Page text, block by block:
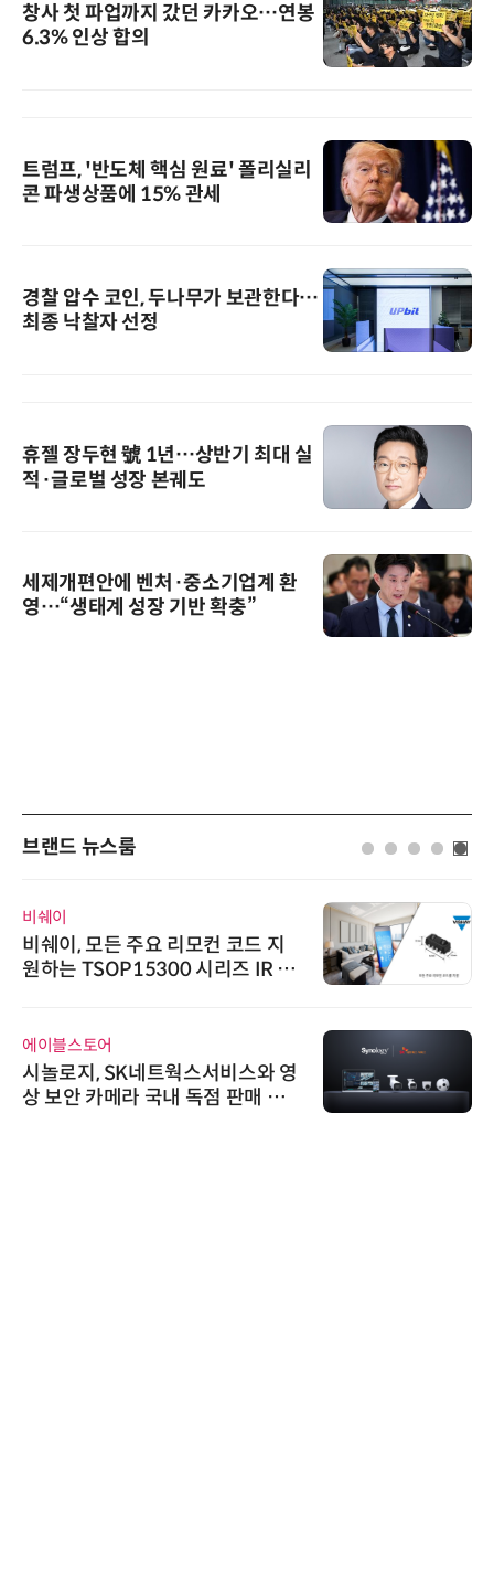
창사 첫 파업까지 갔던 카카오…연봉
6.3% 인상 합의
트럼프, '반도체 핵심 원료' 폴리실리
콘 파생상품에 15% 관세
경찰 압수 코인, 두나무가 보관한다…
최종 낙찰자 선정
휴젤 장두현 號 1년…상반기 최대 실
적·글로벌 성장 본궤도
세제개편안에 벤처·중소기업계 환
영…“생태계 성장 기반 확충”
브랜드 뉴스룸
비쉐이
비쉐이, 모든 주요 리모컨 코드 지
원하는 TSOP15300 시리즈 IR 수
에이블스토어
시놀로지, SK네트웍스서비스와 영
상 보안 카메라 국내 독점 판매 파